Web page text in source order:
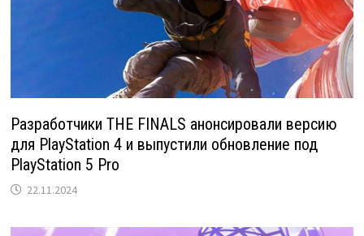
Разработчики THE FINALS анонсировали версию
для PlayStation 4 и выпустили обновление под
PlayStation 5 Pro
22.11.2024